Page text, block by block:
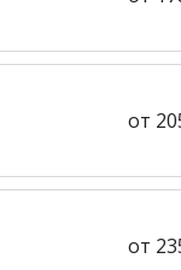
от
от